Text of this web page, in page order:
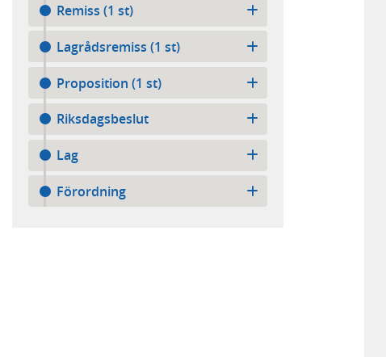
Remiss (1 st)
Lagrådsremiss (1 st)
Proposition (1 st)
Riksdagsbeslut
Lag
Förordning